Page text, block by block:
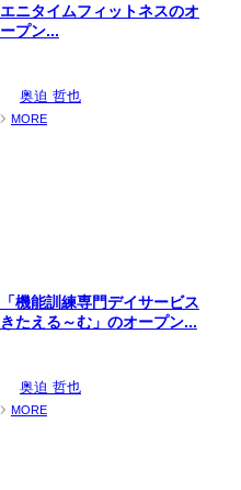
エニタイムフィットネスのオ
ープン...
奥迫 哲也
MORE
「機能訓練専門デイサービス
きたえる～む」のオープン...
奥迫 哲也
MORE